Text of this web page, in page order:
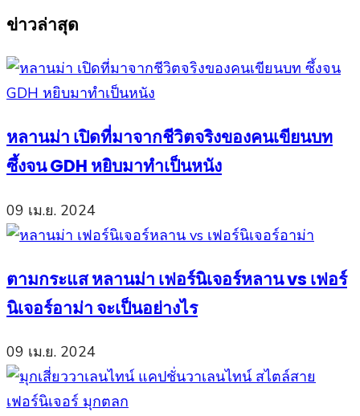
ข่าวล่าสุด
หลานม่า เปิดที่มาจากชีวิตจริงของคนเขียนบท
ซึ้งจน GDH หยิบมาทำเป็นหนัง
09 เม.ย. 2024
ตามกระแส หลานม่า เฟอร์นิเจอร์หลาน vs เฟอร์
นิเจอร์อาม่า จะเป็นอย่างไร
09 เม.ย. 2024